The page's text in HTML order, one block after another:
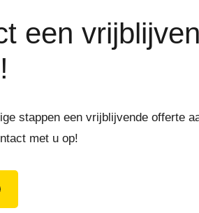
een
stappen een vrijblijvende offerte
met u op!